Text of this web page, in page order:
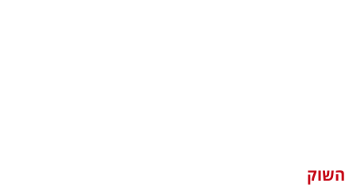
וצרכנות
השוק